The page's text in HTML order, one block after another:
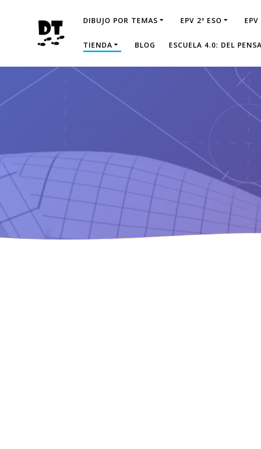
DIBUJO POR TEMAS EPV 2º ESO EPV
TIENDA BLOG ESCUELA 4.0: DEL